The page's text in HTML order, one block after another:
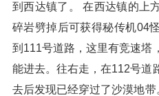
到西达镇了。 在西达镇的上
碎岩劈掉后可获得秘传机04
到111号道路，这里有竞速塔
能进去。往右走，在112号道
去后发现已经穿过了沙漠地